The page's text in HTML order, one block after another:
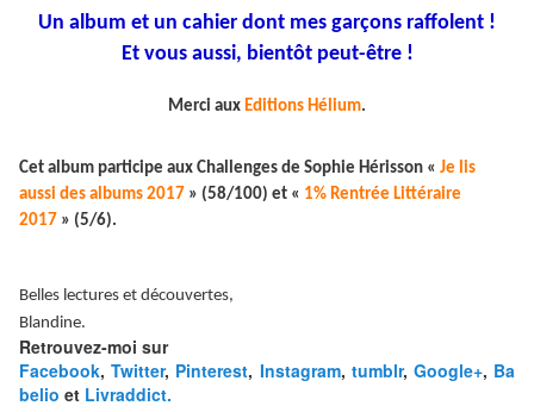
Un album et un cahier dont mes garçons raffolent !
Et vous aussi, bientôt peut-être !
Merci aux Editions Hélium.
Cet album participe aux Challenges de Sophie Hérisson « Je lis
aussi des albums 2017 » (58/100) et « 1% Rentrée Littéraire
2017 » (5/6).
Belles lectures et découvertes,
Blandine.
Retrouvez-moi sur
Facebook,Twitter, Pinterest, Instagram, tumblr, Google+, Ba
belio et Livraddict.